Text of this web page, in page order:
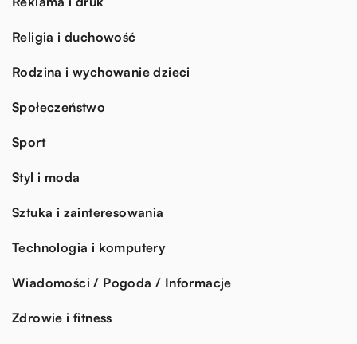
Religia i duchowość
Rodzina i wychowanie dzieci
Społeczeństwo
Sport
Styl i moda
Sztuka i zainteresowania
Technologia i komputery
Wiadomości / Pogoda / Informacje
Zdrowie i fitness